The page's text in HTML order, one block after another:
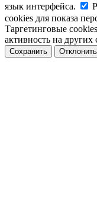
язык интерфейса.
cookies для показа
Таргетинговые cookies
активность на других
Сохранить